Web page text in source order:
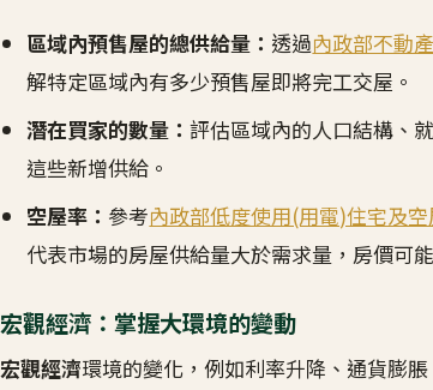
區域內預售屋的總供給量： 透過內政部不動
解特定區域內有多少預售屋即將完工交屋。
潛在買家的數量：評估區域內的人口結構、
這些新增供給。
空屋率： 參考內政部低度使用(用電)住宅及
代表市場的房屋供給量大於需求量，房價可
宏觀經濟：掌握大環境的變動
宏觀經濟環境的變化，例如利率升降、通貨膨